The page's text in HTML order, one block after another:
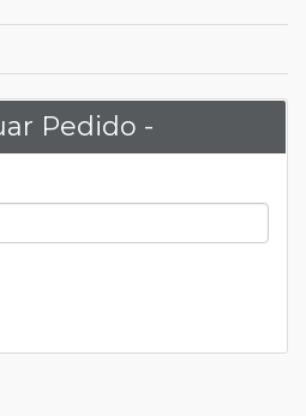
Pedido -